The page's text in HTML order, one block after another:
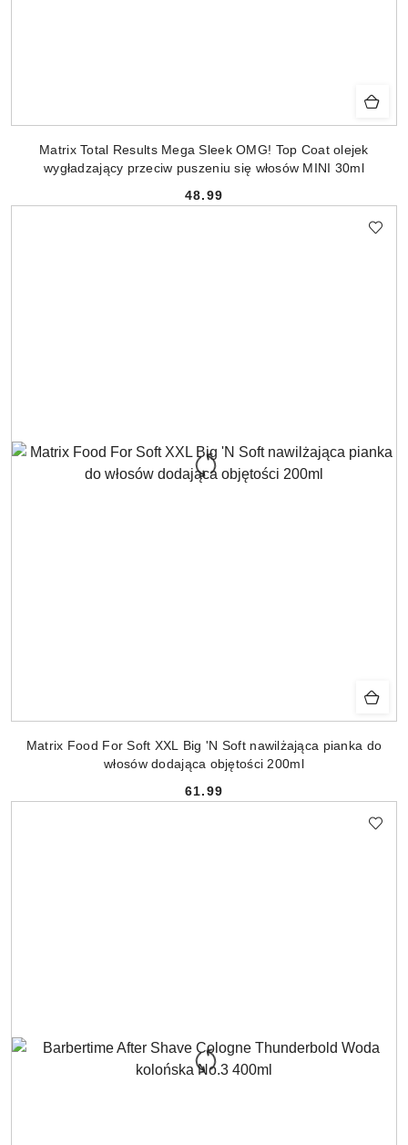
Matrix Total Results Mega Sleek OMG! Top Coat olejek
wygładzający przeciw puszeniu się włosów MINI 30ml
Cena:
48.99
Matrix Food For Soft XXL Big 'N Soft nawilżająca pianka do
włosów dodająca objętości 200ml
Cena:
61.99